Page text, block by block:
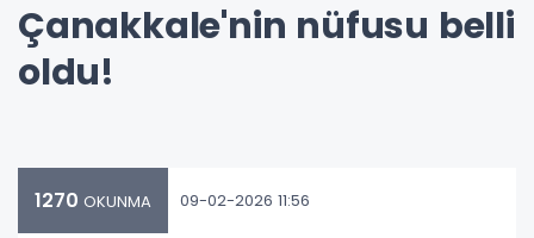
Çanakkale'nin nüfusu belli
oldu!
1270 OKUNMA 09-02-2026 11:56